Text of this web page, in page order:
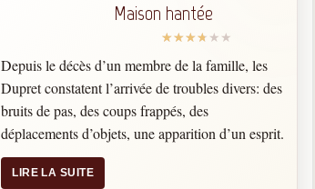
photo de son mari dans la voiture qui était seul.
Maison hantée
Depuis le décès d’un membre de la famille, les
Dupret constatent l’arrivée de troubles divers: des
bruits de pas, des coups frappés, des
déplacements d’objets, une apparition d’un esprit.
Malgré la véracité des détracteurs, ces
phénomènes sont courants. Il faut juste être
LIRE LA SUITE